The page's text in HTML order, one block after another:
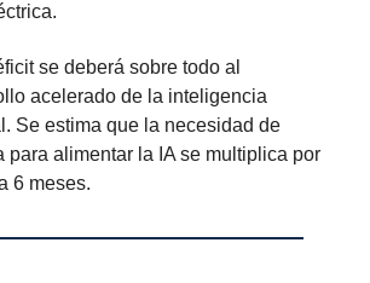
se deberá sobre todo al
acelerado de la inteligencia
Se estima que la necesidad de
para alimentar la IA se multiplica por
6 meses.